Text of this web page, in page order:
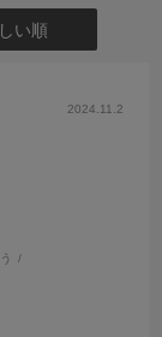
い順
2024.11.2